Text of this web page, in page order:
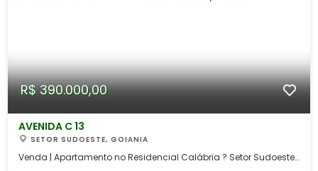
R$ 390.000,00
AVENIDA C 13
SETOR SUDOESTE, GOIANIA
Venda | Apartamento no Residencial Calábria ? Setor Sudoeste